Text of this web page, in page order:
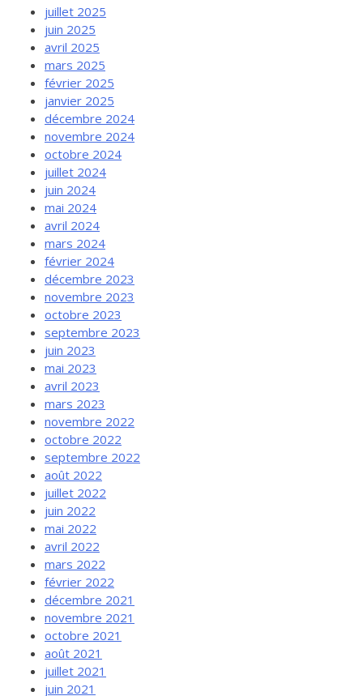
juillet 2025
juin 2025
avril 2025
mars 2025
février 2025
janvier 2025
décembre 2024
novembre 2024
octobre 2024
juillet 2024
juin 2024
mai 2024
avril 2024
mars 2024
février 2024
décembre 2023
novembre 2023
octobre 2023
septembre 2023
juin 2023
mai 2023
avril 2023
mars 2023
novembre 2022
octobre 2022
septembre 2022
août 2022
juillet 2022
juin 2022
mai 2022
avril 2022
mars 2022
février 2022
décembre 2021
novembre 2021
octobre 2021
août 2021
juillet 2021
juin 2021